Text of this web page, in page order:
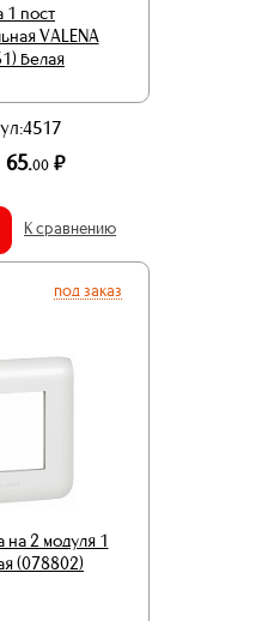
1 пост
VALENA
белая
65.00 р.
К сравнению
под заказ
на 2 модуля 1
(078802)